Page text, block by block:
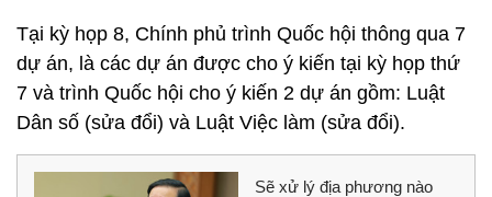
Tại kỳ họp 8, Chính phủ trình Quốc hội thông qua 7
dự án, là các dự án được cho ý kiến tại kỳ họp thứ
7 và trình Quốc hội cho ý kiến 2 dự án gồm: Luật
Dân số (sửa đổi) và Luật Việc làm (sửa đổi).
Sẽ xử lý địa phương nào